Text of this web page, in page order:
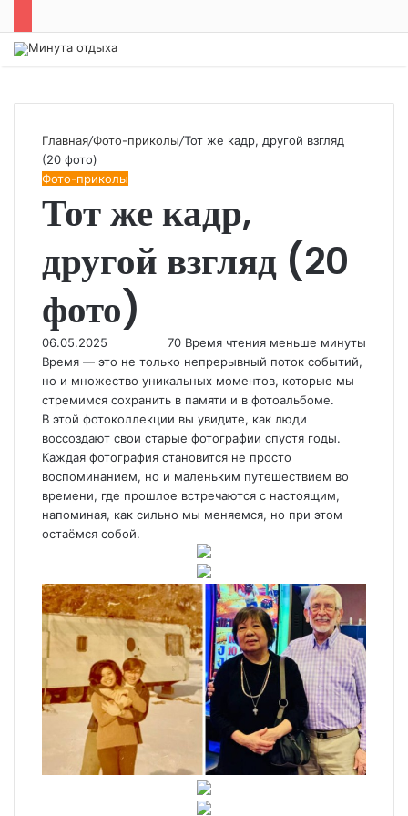
Главная/Фото-приколы/Тот же кадр, другой взгляд
(20 фото)
Фото-приколы
Тот же кадр,
другой взгляд (20
фото)
06.05.2025 70 Время чтения меньше минуты
Время — это не только непрерывный поток событий,
но и множество уникальных моментов, которые мы
стремимся сохранить в памяти и в фотоальбоме.
В этой фотоколлекции вы увидите, как люди
воссоздают свои старые фотографии спустя годы.
Каждая фотография становится не просто
воспоминанием, но и маленьким путешествием во
времени, где прошлое встречаются с настоящим,
напоминая, как сильно мы меняемся, но при этом
остаёмся собой.